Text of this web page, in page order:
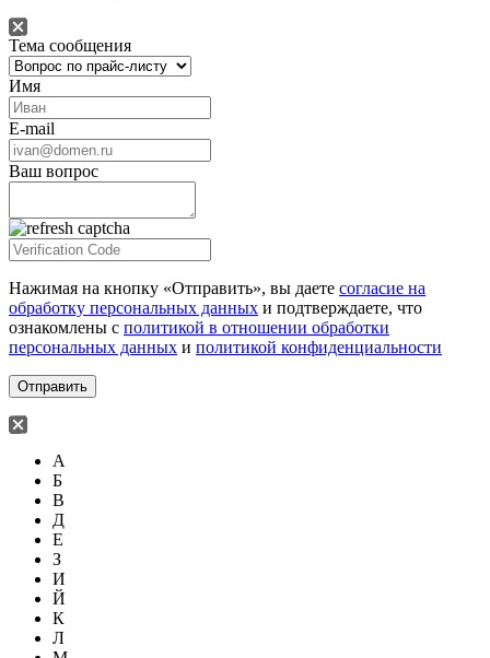
Тема сообщения
Имя
E-mail
Ваш вопрос
Нажимая на кнопку «Отправить», вы даете согласие на
обработку персональных данных и подтверждаете, что
ознакомлены с политикой в отношении обработки
персональных данных и политикой конфиденциальности
А
Б
В
Д
Е
З
И
Й
К
Л